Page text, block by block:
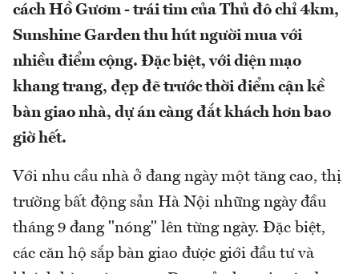
cách Hồ Gươm - trái tim của Thủ đô chỉ 4km,
Sunshine Garden thu hút người mua với
nhiều điểm cộng. Đặc biệt, với diện mạo
khang trang, đẹp đẽ trước thời điểm cận kề
bàn giao nhà, dự án càng đắt khách hơn bao
giờ hết.
Với nhu cầu nhà ở đang ngày một tăng cao, thị
trường bất động sản Hà Nội những ngày đầu
tháng 9 đang "nóng" lên từng ngày. Đặc biệt,
các căn hộ sắp bàn giao được giới đầu tư và